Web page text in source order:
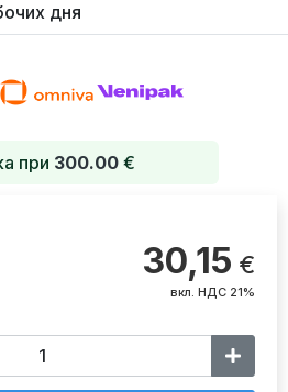
дня
при 300.00 €
30,15 €
вкл. НДС 21%